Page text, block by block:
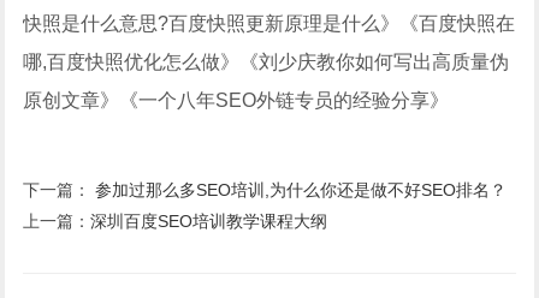
快照是什么意思?百度快照更新原理是什么》《百度快照在
哪,百度快照优化怎么做》《刘少庆教你如何写出高质量伪
原创文章》《一个八年SEO外链专员的经验分享》
下一篇：
参加过那么多SEO培训,为什么你还是做不好SEO排名？
上一篇：深圳百度SEO培训教学课程大纲